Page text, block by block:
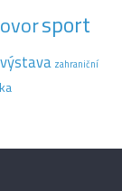
sport
výstava zahraniční